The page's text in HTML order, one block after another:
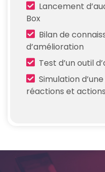
Lancement
Box
Bilan de
d’amélioration
Test d’un outil
Simulation
réactions et actions